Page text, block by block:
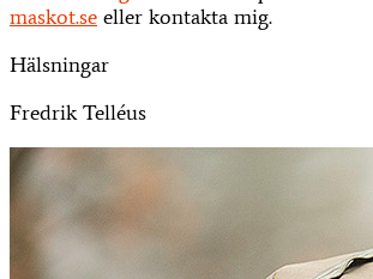
maskot.se eller kontakta mig.
Hälsningar
Fredrik Telléus